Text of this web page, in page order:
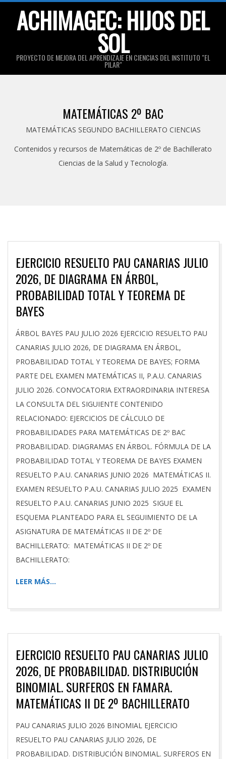
ACHIMAGEC: HIJOS DEL
SOL
PROYECTO DE MEJORA DEL APRENDIZAJE EN CIENCIAS DEL INSTITUTO "EL
PILAR"
MATEMÁTICAS 2º BAC
MATEMÁTICAS SEGUNDO BACHILLERATO CIENCIAS
Contenidos y recursos de Matemáticas de 2º de Bachillerato
Ciencias de la Salud y Tecnología.
EJERCICIO RESUELTO PAU CANARIAS JULIO
2026, DE DIAGRAMA EN ÁRBOL,
PROBABILIDAD TOTAL Y TEOREMA DE
BAYES
2026-
07-
17
ÁRBOL BAYES PAU JULIO 2026 EJERCICIO RESUELTO PAU
CANARIAS JULIO 2026, DE DIAGRAMA EN ÁRBOL,
PROBABILIDAD TOTAL Y TEOREMA DE BAYES; FORMA
PARTE DEL EXAMEN MATEMÁTICAS II, P.A.U. CANARIAS
JULIO 2026. CONVOCATORIA EXTRAORDINARIA INTERESA
LA CONSULTA DEL SIGUIENTE CONTENIDO
RELACIONADO: EJERCICIOS DE CÁLCULO DE
PROBABILIDADES PARA MATEMÁTICAS DE 2º BAC
PROBABILIDAD. DIAGRAMAS EN ÁRBOL. FÓRMULA DE LA
PROBABILIDAD TOTAL Y TEOREMA DE BAYES EXAMEN
RESUELTO P.A.U. CANARIAS JUNIO 2026 MATEMÁTICAS II.
EXAMEN RESUELTO P.A.U. CANARIAS JULIO 2025 EXAMEN
RESUELTO P.A.U. CANARIAS JUNIO 2025 SIGUE EL
ESQUEMA PLANTEADO PARA EL SEGUIMIENTO DE LA
ASIGNATURA DE MATEMÁTICAS II DE 2º DE
BACHILLERATO: MATEMÁTICAS II DE 2º DE
BACHILLERATO:
LEER MÁS…
EJERCICIO RESUELTO PAU CANARIAS JULIO
2026, DE PROBABILIDAD. DISTRIBUCIÓN
BINOMIAL. SURFEROS EN FAMARA.
MATEMÁTICAS II DE 2º BACHILLERATO
2026-
07-
17
PAU CANARIAS JULIO 2026 BINOMIAL EJERCICIO
RESUELTO PAU CANARIAS JULIO 2026, DE
PROBABILIDAD. DISTRIBUCIÓN BINOMIAL. SURFEROS EN